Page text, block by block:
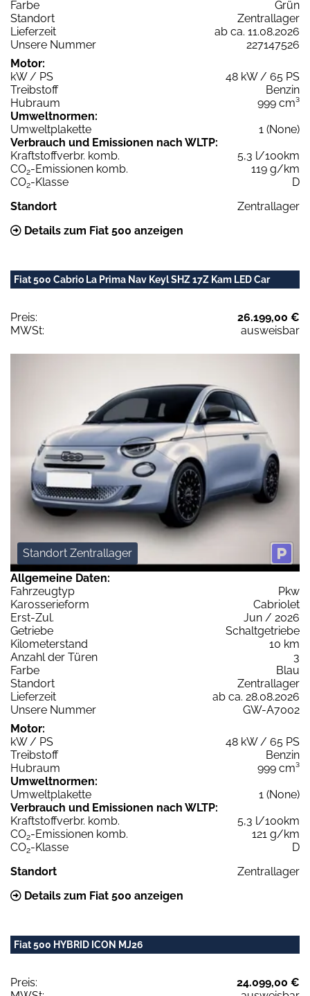
Farbe
Grün
Standort
Zentrallager
Lieferzeit
ab ca. 11.08.2026
Unsere Nummer
227147526
Motor:
kW / PS
48 kW / 65 PS
Treibstoff
Benzin
Hubraum
999 cm³
Umweltnormen:
Umweltplakette
1 (None)
Verbrauch und Emissionen nach WLTP:
Kraftstoffverbr. komb.
5,3 l/100km
CO2-Emissionen komb.
119 g/km
CO2-Klasse
D
Standort
Zentrallager
Details zum Fiat 500 anzeigen
Fiat 500 Cabrio La Prima Nav Keyl SHZ 17Z Kam LED Car
Preis:
26.199,00 €
MWSt:
ausweisbar
Standort Zentrallager
Allgemeine Daten:
Fahrzeugtyp
Pkw
Karosserieform
Cabriolet
Erst-Zul.
Jun / 2026
Getriebe
Schaltgetriebe
Kilometerstand
10 km
Anzahl der Türen
3
Farbe
Blau
Standort
Zentrallager
Lieferzeit
ab ca. 28.08.2026
Unsere Nummer
GW-A7002
Motor:
kW / PS
48 kW / 65 PS
Treibstoff
Benzin
Hubraum
999 cm³
Umweltnormen:
Umweltplakette
1 (None)
Verbrauch und Emissionen nach WLTP:
Kraftstoffverbr. komb.
5,3 l/100km
CO2-Emissionen komb.
121 g/km
CO2-Klasse
D
Standort
Zentrallager
Details zum Fiat 500 anzeigen
Fiat 500 HYBRID ICON MJ26
Preis:
24.099,00 €